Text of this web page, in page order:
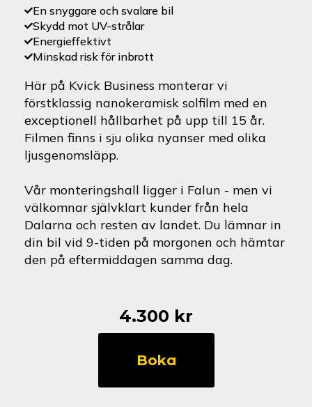
En snyggare och svalare bil
Skydd mot UV-strålar
Energieffektivt
Minskad risk för inbrott
Här på Kvick Business monterar vi
förstklassig nanokeramisk solfilm med en
exceptionell hållbarhet på upp till 15 år.
Filmen finns i sju olika nyanser med olika
ljusgenomsläpp.
Vår monteringshall ligger i Falun - men vi
välkomnar självklart kunder från hela
Dalarna och resten av landet. Du lämnar in
din bil vid 9-tiden på morgonen och hämtar
den på eftermiddagen samma dag.
4.300 kr
Skoda
rutor)
Boka